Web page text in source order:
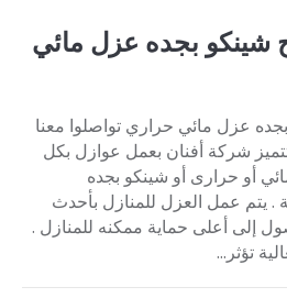
بجده عزل مائي
عزل مائي حراري تواصلوا معنا
جوال 0507273739 تتميز شركة أفنان بعمل عوازل بكل
أو حرارى أو شينكو بجده
. يتم عمل العزل للمنازل بأحدث
إلى أعلى حماية ممكنه للمنازل .
تؤثر...